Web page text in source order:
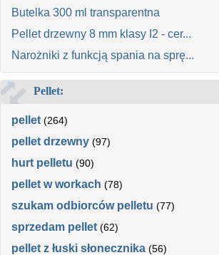
Butelka 300 ml transparentna
Pellet drzewny 8 mm klasy I2 - cer...
Narożniki z funkcją spania na sprę...
Pellet:
pellet (264)
pellet drzewny (97)
hurt pelletu (90)
pellet w workach (78)
szukam odbiorców pelletu (77)
sprzedam pellet (62)
pellet z łuski słonecznika (56)